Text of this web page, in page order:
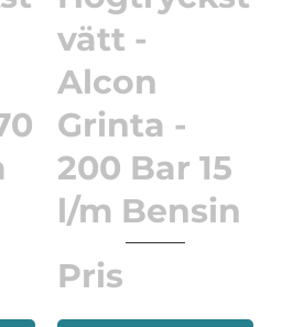
vätt -
Alcon
Grinta -
200 Bar 15
l/m Bensin
Pris